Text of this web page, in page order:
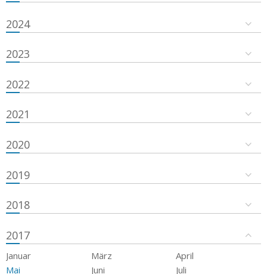
2024
2023
2022
2021
2020
2019
2018
2017
Januar März
April
Mai
Juni
Juli